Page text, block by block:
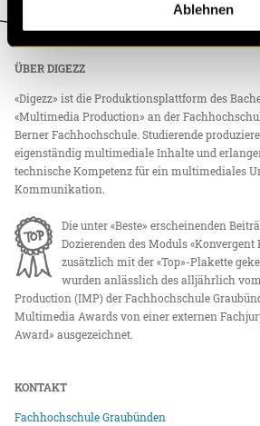
Ablehnen
ÜBER DIGEZZ
«Digezz» ist die Produktionsplattform des
«Multimedia Production» an der
Berner Fachhochschule. Studierende
eigenständig multimediale Inhalte und
technische Kompetenz für ein multimediales
Kommunikation.
Die unter «Beste» erscheinenden
Dozierenden des Moduls «Konvergent
zusätzlich mit der «Top»-Plakette
wurden anlässlich des alljährlich
Production (IMP) der Fachhochschule
Multimedia Awards von einer externen
Award» ausgezeichnet.
KONTAKT
Fachhochschule Graubünden